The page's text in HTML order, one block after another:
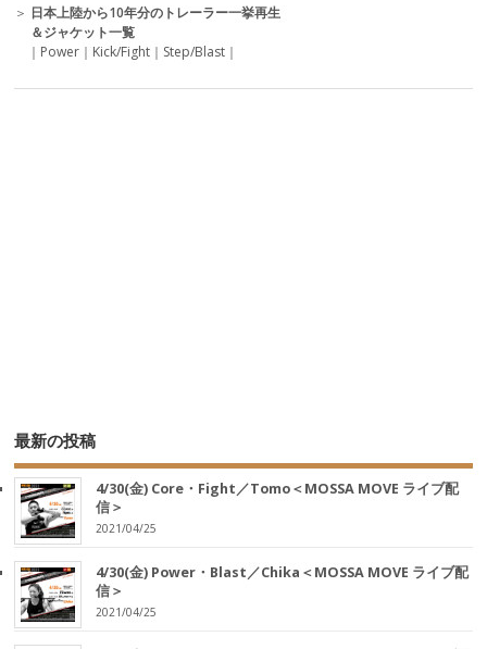
＞ 日本上陸から10年分のトレーラー一挙再生
＆ジャケット一覧
｜ Power ｜ Kick/Fight ｜ Step/Blast ｜
最新の投稿
4/30(金) Core・Fight／Tomo＜MOSSA MOVE ライブ配
信＞
2021/04/25
4/30(金) Power・Blast／Chika＜MOSSA MOVE ライブ配
信＞
2021/04/25